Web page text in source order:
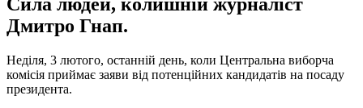
Дмитро Гнап.
Неділя, 3 лютого, останній день, коли Центральна виборча
комісія приймає заяви від потенційних кандидатів на посаду
президента.